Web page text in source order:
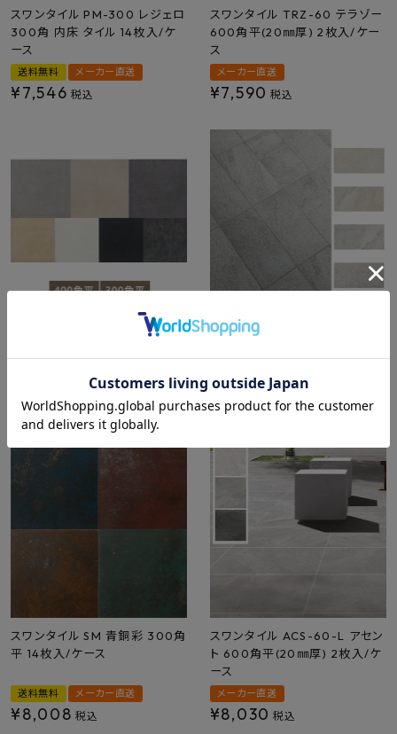
スワンタイル PM-300 レジェロ
300角 内床 タイル 14枚入/ケ
ース
送料無料 メーカー直送
¥7,546 税込
スワンタイル TRZ-60 テラゾー
600角平(20㎜厚) 2枚入/ケー
ス
メーカー直送
¥7,590 税込
スワンタイル MTO マウント
角平 8枚入/ケース
メーカー直送
¥7,656税込 〜
スワンタイル PM-420-ANH ア
枚入/ケース
送料無料 メーカー直送
¥ 7,920 税込
スワンタイル SM 青銅彩 300角
平 14枚入/ケース
送料無料 メーカー直送
¥8,008 税込
スワンタイル ACS-60-L アセン
ト 600角平(20㎜厚) 2枚入/ケ
ース
メーカー直送
¥8,030 税込